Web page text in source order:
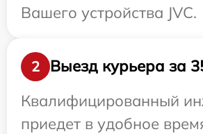
Вашего устройства JVC.
2
Выезд курьера за
Квалифицированный
приедет в удобное